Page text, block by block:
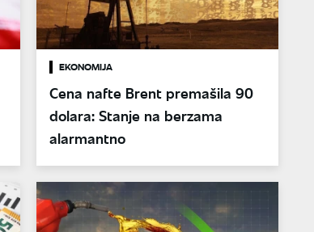
EKONOMIJA
Cena nafte Brent premašila 90
dolara: Stanje na berzama
alarmantno